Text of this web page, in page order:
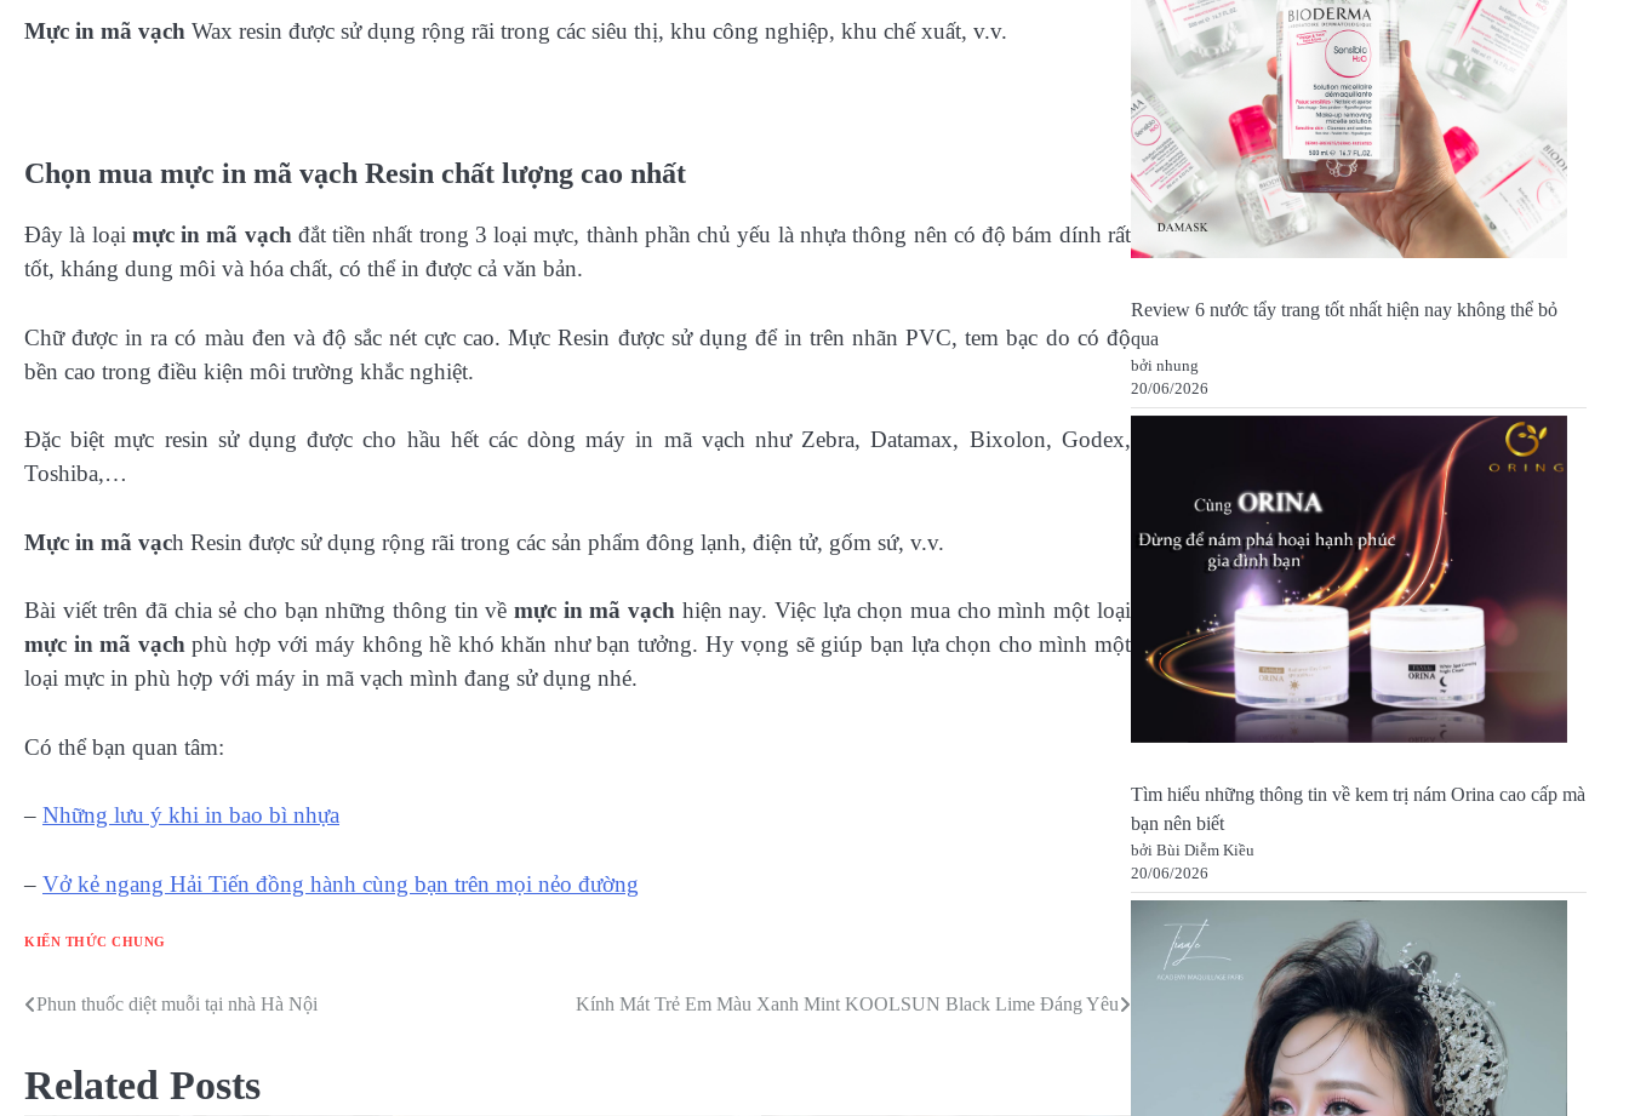
Mực in mã vạch Wax resin được sử dụng rộng rãi trong các siêu thị, khu công nghiệp, khu chế xuất, v.v.
Chọn mua mực in mã vạch Resin chất lượng cao nhất
Đây là loại mực in mã vạch đắt tiền nhất trong 3 loại mực, thành phần chủ yếu là nhựa thông nên có độ bám dính rất
tốt, kháng dung môi và hóa chất, có thể in được cả văn bản.
Chữ được in ra có màu đen và độ sắc nét cực cao. Mực Resin được sử dụng để in trên nhãn PVC, tem bạc do có độ
bền cao trong điều kiện môi trường khắc nghiệt.
Đặc biệt mực resin sử dụng được cho hầu hết các dòng máy in mã vạch như Zebra, Datamax, Bixolon, Godex,
Toshiba,…
Mực in mã vạch Resin được sử dụng rộng rãi trong các sản phẩm đông lạnh, điện tử, gốm sứ, v.v.
Bài viết trên đã chia sẻ cho bạn những thông tin vềmực in mã vạch hiện nay. Việc lựa chọn mua cho mình một loại
mực in mã vạchphù hợp với máy không hề khó khăn như bạn tưởng. Hy vọng sẽ giúp bạn lựa chọn cho mình một
loại mực in phù hợp với máy in mã vạch mình đang sử dụng nhé.
Có thể bạn quan tâm:
– Những lưu ý khi in bao bì nhựa
– Vở kẻ ngang Hải Tiến đồng hành cùng bạn trên mọi nẻo đường
KIẾN THỨC CHUNG
Điều
bài
Phun thuốc diệt muỗi tại nhà Hà Nội Kính Mát Trẻ Em Màu Xanh Mint KOOLSUN Black Lime Đáng Yêu
Related Posts
Review 6 nước tẩy trang tốt nhất hiện nay không thể bỏ
qua
bởi nhung
20/06/2026
Tìm hiểu những thông tin về kem trị nám Orina cao cấp mà
bạn nên biết
bởi Bùi Diễm Kiều
20/06/2026